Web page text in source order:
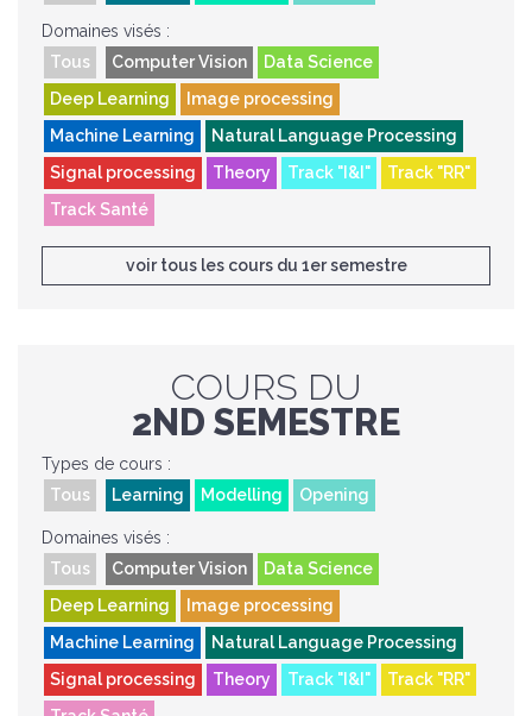
Domaines visés :
Tous
Computer Vision
Data Science
Deep Learning
Image processing
Machine Learning
Natural Language Processing
Signal processing
Theory Track "I&I"
Track "RR"
Track Santé
voir tous les cours du 1er semestre
COURS DU
2ND SEMESTRE
Types de cours :
Tous
Learning Modelling Opening
Domaines visés :
Tous
Computer Vision
Data Science
Deep Learning
Image processing
Machine Learning
Natural Language Processing
Signal processing
Theory Track "I&I"
Track "RR"